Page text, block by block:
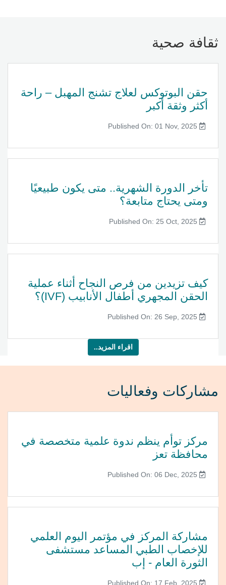
ثقافة صحية
حقن البوتوكس لعلاج تشنج المهبل – راحة
أكثر وثقة أكبر
تأخر الدورة الشهرية.. متى يكون طبيعيًا
ومتى يحتاج متابعة؟
كيف تزيدين من فرص النجاح أثناء عملية
الحقن المجهري أطفال الأنابيب (IVF)؟
اقراء المزيد..
مشاركات وفعاليات
مركز توأم ينظم ندوة علمية متخصصة في
محافظة تعز
مشاركة المركز في مؤتمر اليوم العلمي
للإخصاب الطبي المساعد مستشفى
الثورة العام - إب